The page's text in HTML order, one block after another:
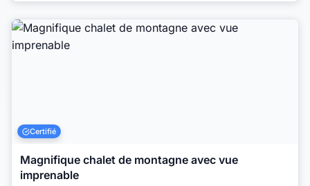
Certifié
Magnifique chalet de montagne avec vue
imprenable